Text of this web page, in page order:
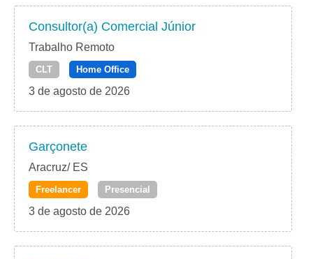
Consultor(a) Comercial Júnior
Trabalho Remoto
CLT Home Office
3 de agosto de 2026
Garçonete
Aracruz/ ES
Freelancer Presencial
3 de agosto de 2026